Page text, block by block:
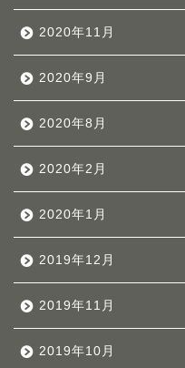
2020年11月
2020年9月
2020年8月
2020年2月
2020年1月
2019年12月
2019年11月
2019年10月